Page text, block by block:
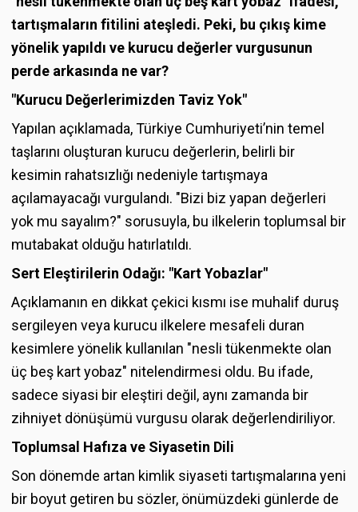
tartışmaların fitilini ateşledi. Peki, bu çıkış kime
yönelik yapıldı ve kurucu değerler vurgusunun
perde arkasında ne var?
"Kurucu Değerlerimizden Taviz Yok"
Yapılan açıklamada, Türkiye Cumhuriyeti’nin temel
taşlarını oluşturan kurucu değerlerin, belirli bir
kesimin rahatsızlığı nedeniyle tartışmaya
açılamayacağı vurgulandı. "Bizi biz yapan değerleri
yok mu sayalım?" sorusuyla, bu ilkelerin toplumsal bir
mutabakat olduğu hatırlatıldı.
Sert Eleştirilerin Odağı: "Kart Yobazlar"
Açıklamanın en dikkat çekici kısmı ise muhalif duruş
sergileyen veya kurucu ilkelere mesafeli duran
kesimlere yönelik kullanılan "nesli tükenmekte olan
üç beş kart yobaz" nitelendirmesi oldu. Bu ifade,
sadece siyasi bir eleştiri değil, aynı zamanda bir
zihniyet dönüşümü vurgusu olarak değerlendiriliyor.
Toplumsal Hafıza ve Siyasetin Dili
Son dönemde artan kimlik siyaseti tartışmalarına yeni
bir boyut getiren bu sözler, önümüzdeki günlerde de